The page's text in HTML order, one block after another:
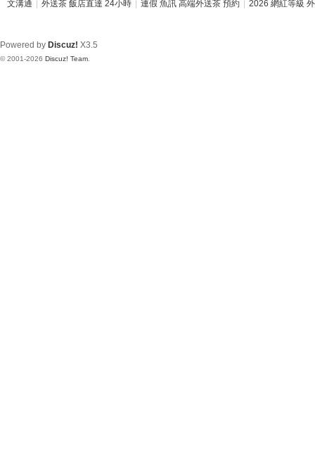
文溝通
外送茶 飯店直達 24小時 連假 魚訊 高端外送茶 預約 2026 網紅等級
Powered by Discuz! X3.5
© 2001-2026 Discuz! Team